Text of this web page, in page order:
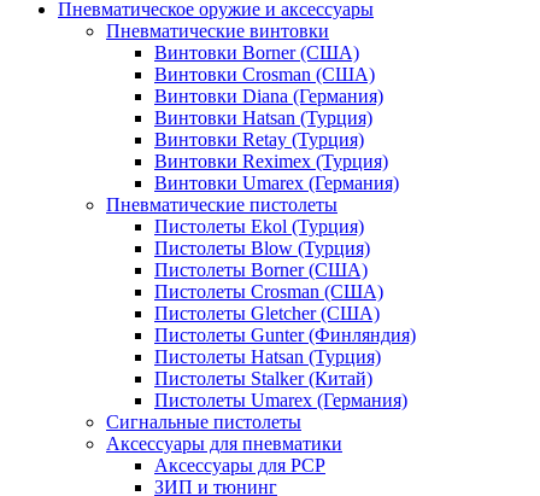
Пневматическое оружие и аксессуары
Пневматические винтовки
Винтовки Borner (США)
Винтовки Crosman (США)
Винтовки Diana (Германия)
Винтовки Hatsan (Турция)
Винтовки Retay (Турция)
Винтовки Reximex (Турция)
Винтовки Umarex (Германия)
Пневматические пистолеты
Пистолеты Ekol (Турция)
Пистолеты Blow (Турция)
Пистолеты Borner (США)
Пистолеты Crosman (США)
Пистолеты Gletcher (США)
Пистолеты Gunter (Финляндия)
Пистолеты Hatsan (Турция)
Пистолеты Stalker (Китай)
Пистолеты Umarex (Германия)
Сигнальные пистолеты
Аксессуары для пневматики
Аксессуары для PCP
ЗИП и тюнинг